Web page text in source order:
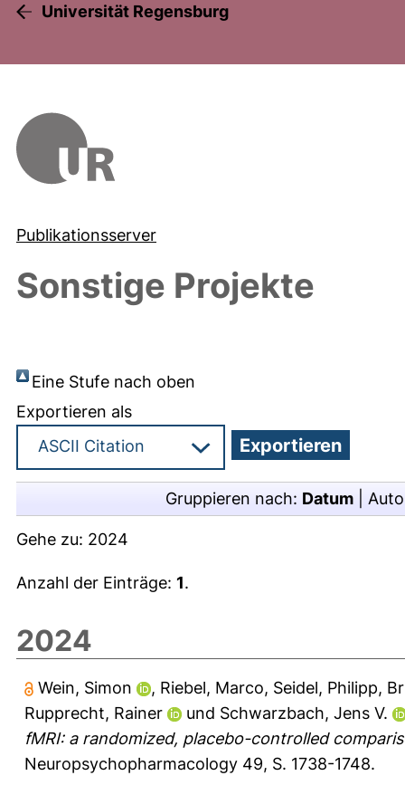
Universität Regensburg
Publikationsserver
Sonstige Projekte
Eine Stufe nach oben
Exportieren als
Gruppieren nach: Datum
Gehe zu: 2024
Anzahl der Einträge: 1.
2024
Wein, Simon , Riebel, Marco, Seidel, Philipp,
Rupprecht, Rainer
und Schwarzbach, Jens V.
fMRI: a randomized, placebo-controlled
Neuropsychopharmacology 49, S. 1738-1748.